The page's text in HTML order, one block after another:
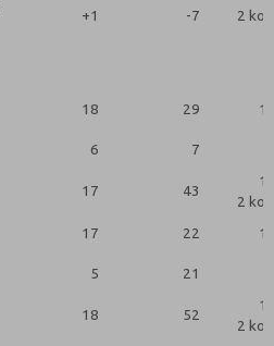
+1
-7
2
18 29
6 7
17 43
2
17 22
5 21
18 52
2